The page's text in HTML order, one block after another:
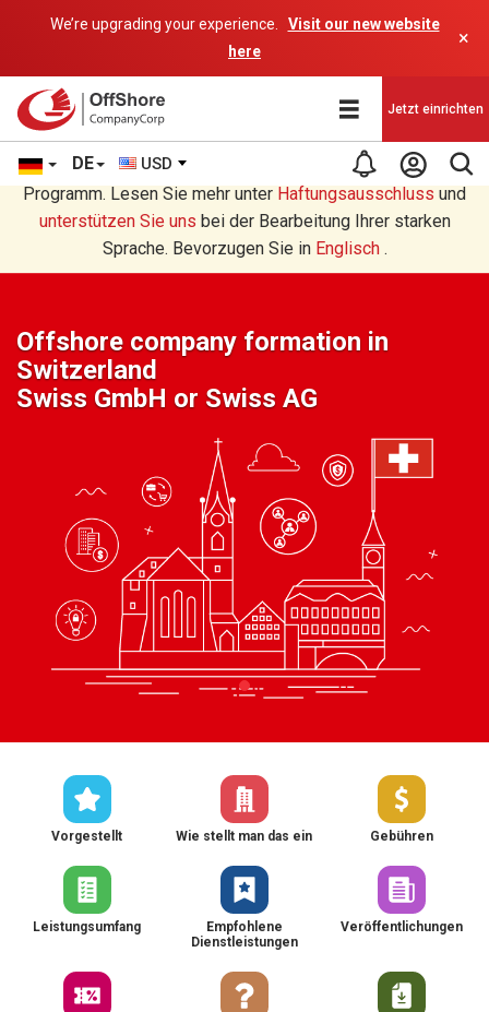
We’re upgrading your experience.
Visit our new website
here
×
DE USD
Jetzt einrichten
Sie lesen eine Deutsche Übersetzung durch ein AI-
Programm. Lesen Sie mehr unter Haftungsausschluss und
unterstützen Sie uns bei der Bearbeitung Ihrer starken
Sprache. Bevorzugen Sie in Englisch.
Offshore company formation in
Switzerland
Swiss GmbH or Swiss AG
Vorgestellt Wie stellt man das ein Gebühren
Leistungsumfang
Empfohlene
Dienstleistungen
Veröffentlichungen